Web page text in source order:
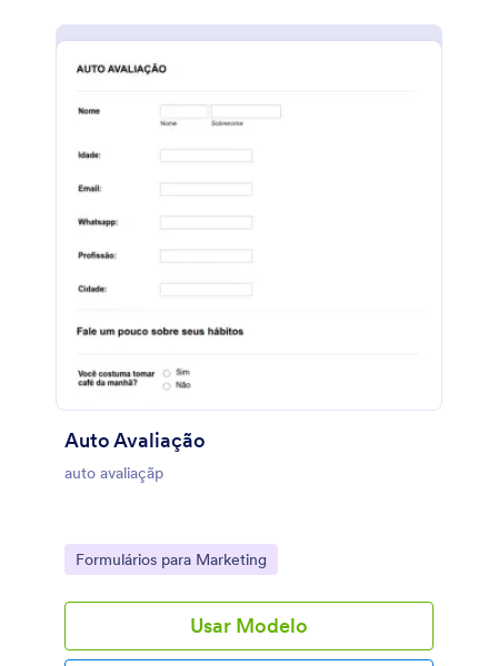
Auto Avaliação
auto avaliaçãp
Go to Category:
Formulários para Marketing
Usar Modelo